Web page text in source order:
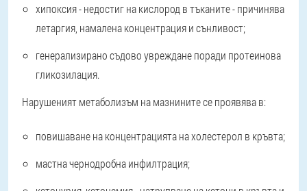
хипоксия - недостиг на кислород в тъканите - причинява
летаргия, намалена концентрация и сънливост;
генерализирано съдово увреждане поради протеинова
гликозилация.
Нарушеният метаболизъм на мазнините се проявява в:
повишаване на концентрацията на холестерол в кръвта;
мастна чернодробна инфилтрация;